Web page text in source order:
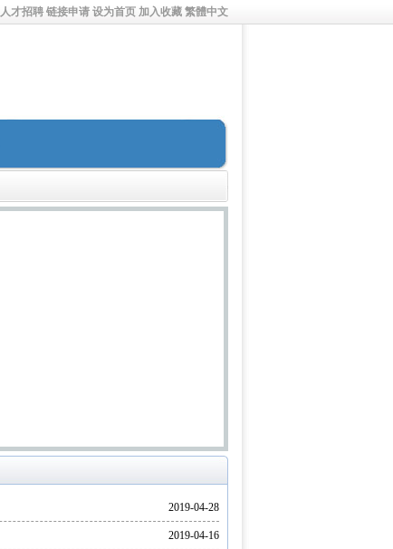
人才招聘 链接申请 设为首页 加入收藏 繁體中文
2019-04-28
2019-04-16